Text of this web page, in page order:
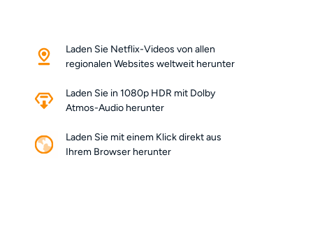
Laden Sie Netflix-Videos von allen
regionalen Websites weltweit herunter
Laden Sie in 1080p HDR mit Dolby
Atmos-Audio herunter
Laden Sie mit einem Klick direkt aus
Ihrem Browser herunter